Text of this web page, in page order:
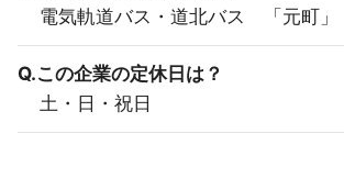
電気軌道バス・道北バス 「元町
Q.この企業の定休日は？
土・日・祝日